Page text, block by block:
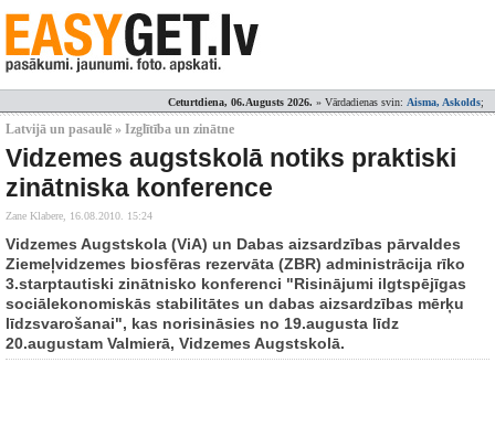
Ceturtdiena, 06.Augusts 2026. » Vārdadienas svin: Aisma, Askolds;
Latvijā un pasaulē » Izglītība un zinātne
Vidzemes augstskolā notiks praktiski
zinātniska konference
Zane Klabere, 16.08.2010. 15:24
Vidzemes Augstskola (ViA) un Dabas aizsardzības pārvaldes
Ziemeļvidzemes biosfēras rezervāta (ZBR) administrācija rīko
3.starptautiski zinātnisko konferenci "Risinājumi ilgtspējīgas
sociālekonomiskās stabilitātes un dabas aizsardzības mērķu
līdzsvarošanai", kas norisināsies no 19.augusta līdz
20.augustam Valmierā, Vidzemes Augstskolā.